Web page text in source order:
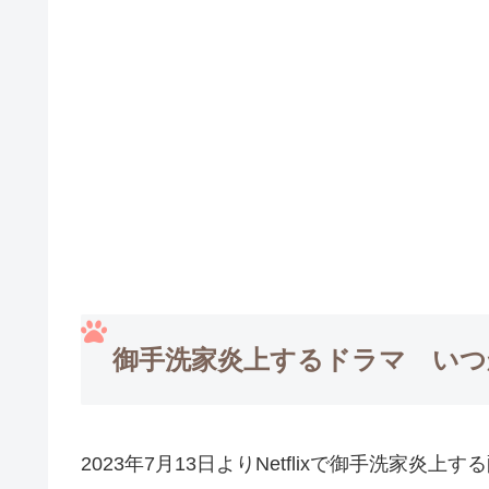
御手洗家炎上するドラマ いつ
2023年7月13日よりNetflixで御手洗家炎上する